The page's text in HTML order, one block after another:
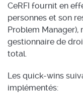
CeRFI fournit en
personnes et son
Problem Manager),
gestionnaire de
total.
Les quick-wins
implémentés: